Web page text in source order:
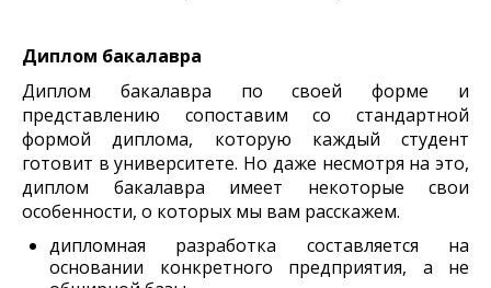
Диплом бакалавра
Диплом бакалавра по своей форме и
представлению сопоставим со стандартной
формой диплома, которую каждый студент
готовит в университете. Но даже несмотря на это,
диплом бакалавра имеет некоторые свои
особенности, о которых мы вам расскажем.
дипломная разработка составляется на
основании конкретного предприятия, а не